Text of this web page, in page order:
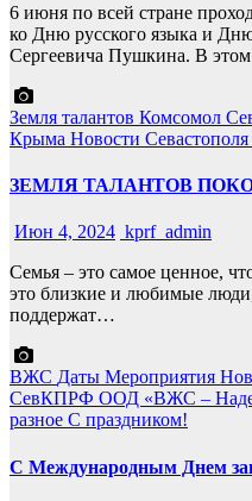
6 июня по всей стране
ко Дню русского языка и
Сергеевича Пушкина. В
Земля талантов Комсомол
Крыма Новости Севастополя
ЗЕМЛЯ ТАЛАНТОВ
Июн 4, 2024 kprf_admin
Семья – это самое ценное,
это близкие и любимые
поддержат…
ВЖС Даты Мероприятия
СевКПРФ ООД «ВЖС –
разное С праздником!
С Международным Днем